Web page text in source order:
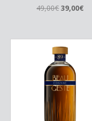
49,00€Le
était :
49,00€.
39,00€